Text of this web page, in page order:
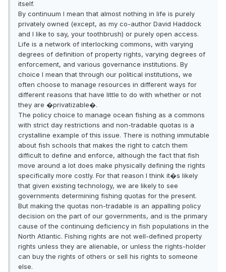
itself.
By continuum I mean that almost nothing in life is purely
privately owned (except, as my co-author David Haddock
and I like to say, your toothbrush) or purely open access.
Life is a network of interlocking commons, with varying
degrees of definition of property rights, varying degrees of
enforcement, and various governance institutions. By
choice I mean that through our political institutions, we
often choose to manage resources in different ways for
different reasons that have little to do with whether or not
they are �privatizable�.
The policy choice to manage ocean fishing as a commons
with strict day restrictions and non-tradable quotas is a
crystalline example of this issue. There is nothing immutable
about fish schools that makes the right to catch them
difficult to define and enforce, although the fact that fish
move around a lot does make physically defining the rights
specifically more costly. For that reason I think it�s likely
that given existing technology, we are likely to see
governments determining fishing quotas for the present.
But making the quotas non-tradable is an appalling policy
decision on the part of our governments, and is the primary
cause of the continuing deficiency in fish populations in the
North Atlantic. Fishing rights are not well-defined property
rights unless they are alienable, or unless the rights-holder
can buy the rights of others or sell his rights to someone
else.